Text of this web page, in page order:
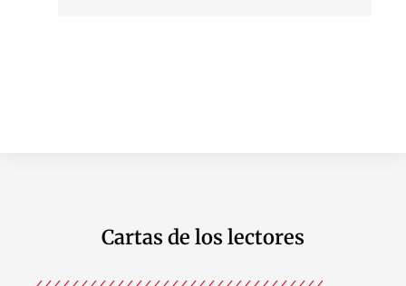
Cartas de los lectores